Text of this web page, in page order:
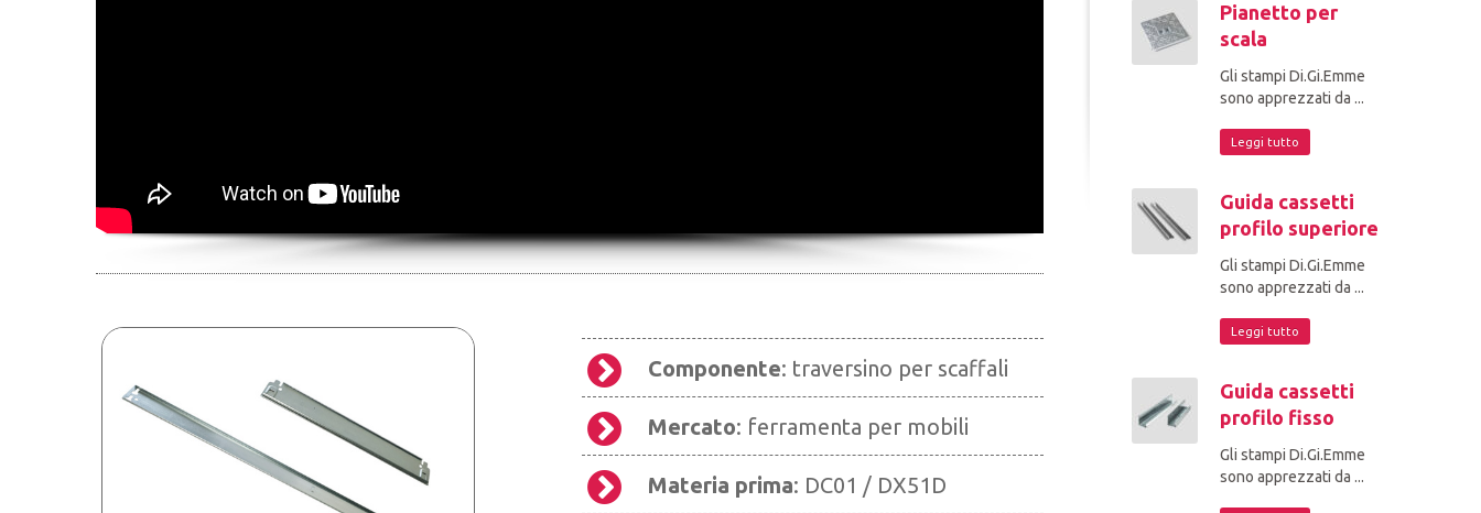
Componente: traversino per scaffali
Mercato: ferramenta per mobili
Materia prima: DC01 / DX51D
Pianetto per
scala
Gli stampi Di.Gi.Emme
sono apprezzati da ...
Leggi tutto
Guida cassetti
profilo superiore
Gli stampi Di.Gi.Emme
sono apprezzati da ...
Leggi tutto
Guida cassetti
profilo fisso
Gli stampi Di.Gi.Emme
sono apprezzati da ...